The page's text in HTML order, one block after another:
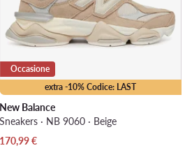
di prodotti:
extra -10% Codice: LAST
Occasione
New Balance
Sneakers · NB 9060 · Beige
Prezzo attuale
170,99€